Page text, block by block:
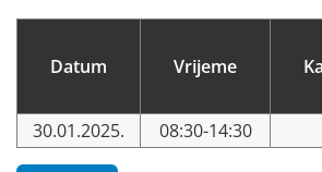
Datum Vrijeme
30.01.2025. 08:30-14:30